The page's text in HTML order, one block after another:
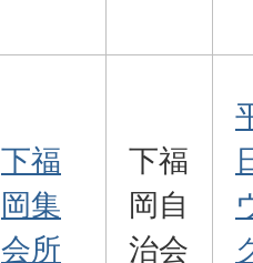
下福
岡集
会所
下福
岡自
治会